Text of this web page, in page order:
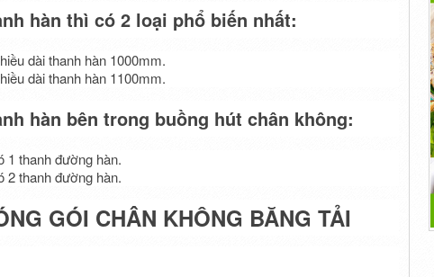
hàn thì có 2 loại phổ biến nhất:
dài thanh hàn 1000mm.
dài thanh hàn 1100mm.
hàn bên trong buồng hút chân không:
1 thanh đường hàn.
2 thanh đường hàn.
GÓI CHÂN KHÔNG BĂNG TẢI